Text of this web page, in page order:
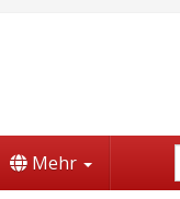
Mehr